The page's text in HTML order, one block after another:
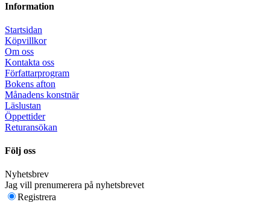
Information
Startsidan
Köpvillkor
Om oss
Kontakta oss
Författarprogram
Bokens afton
Månadens konstnär
Läslustan
Öppettider
Returansökan
Följ oss
Nyhetsbrev
Jag vill prenumerera på nyhetsbrevet
Registrera